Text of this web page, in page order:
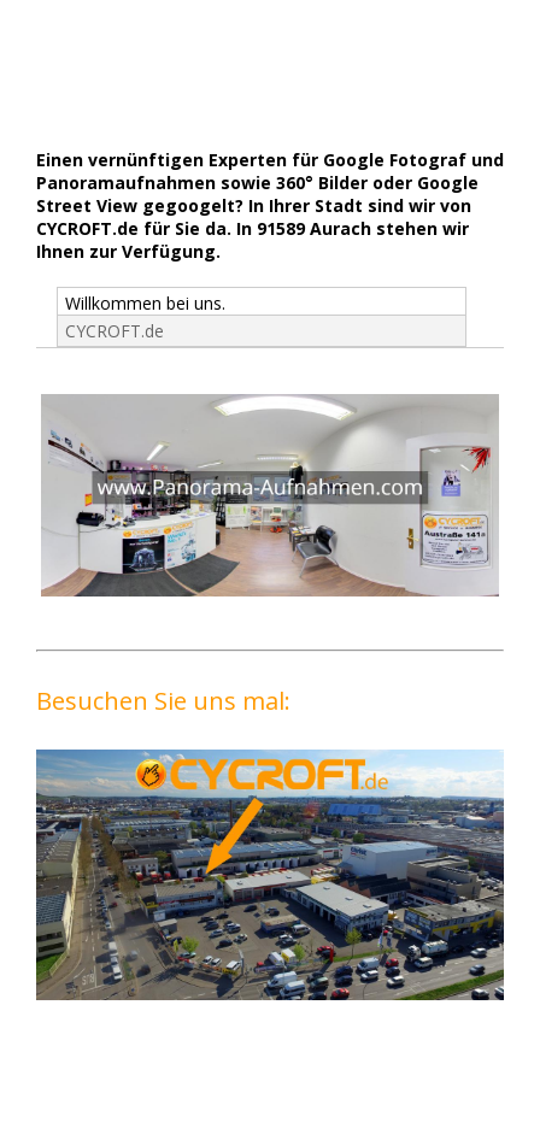
Einen vernünftigen Experten für Google Fotograf und
Panoramaufnahmen sowie 360° Bilder oder Google
Street View gegoogelt? In Ihrer Stadt sind wir von
CYCROFT.de für Sie da. In 91589 Aurach stehen wir
Ihnen zur Verfügung.
Willkommen bei uns.
CYCROFT.de
Besuchen Sie uns mal: